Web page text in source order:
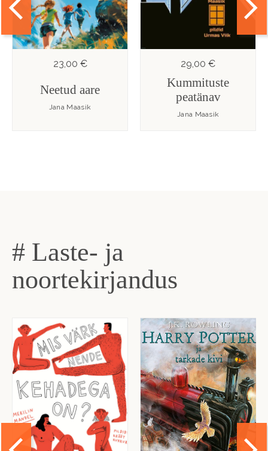
23,00 €
Neetud aare
Jana Maasik
29,00 €
Kummituste
peatänav
Jana Maasik
# Laste- ja
noortekirjandus